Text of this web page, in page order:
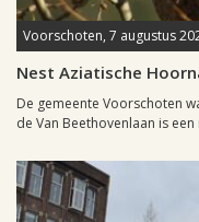
Voorschoten, 7 augustus
Nest Aziatische
De gemeente Voorschoten
de Van Beethovenlaan is een